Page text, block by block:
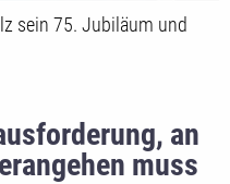
sein 75. Jubiläum und
an
muss